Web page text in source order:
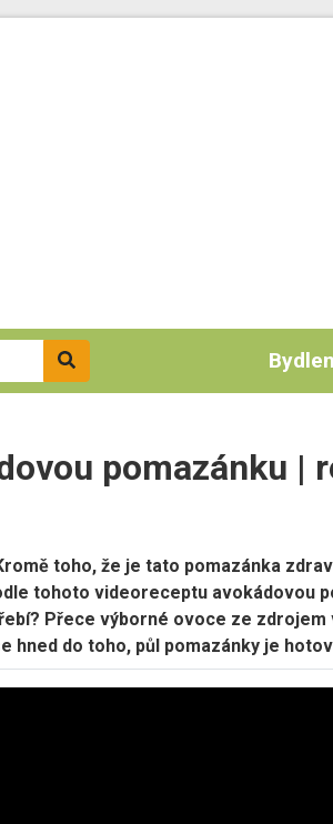
pomazánku |
toho, že je tato pomazánka
tohoto videoreceptu avokádovou
Přece výborné ovoce ze zdrojem
hned do toho, půl pomazánky je